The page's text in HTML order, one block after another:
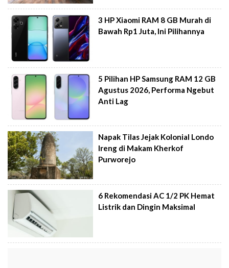
3 HP Xiaomi RAM 8 GB Murah di
Bawah Rp1 Juta, Ini Pilihannya
5 Pilihan HP Samsung RAM 12 GB
Agustus 2026, Performa Ngebut
Anti Lag
Napak Tilas Jejak Kolonial Londo
Ireng di Makam Kherkof
Purworejo
6 Rekomendasi AC 1/2 PK Hemat
Listrik dan Dingin Maksimal